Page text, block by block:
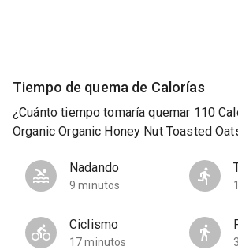
Tiempo de quema de Calorías
¿Cuánto tiempo tomaría quemar 110
Organic Organic Honey Nut Toasted
Nadando
9 minutos
Ciclismo
17 minutos